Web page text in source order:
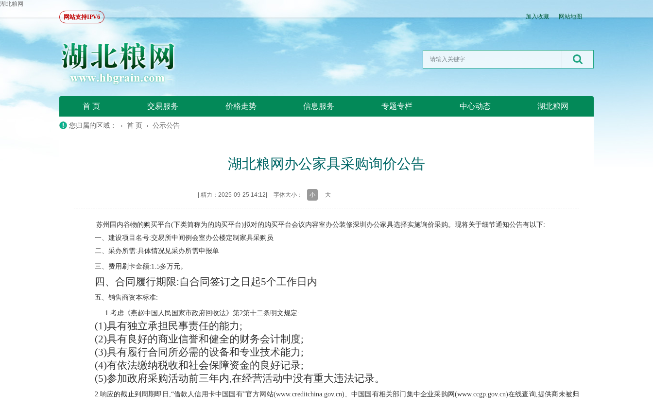
湖北粮网
网站支持IPV6
加入收藏 网站地图
首 页 交易服务 价格走势 信息服务 专题专栏 中心动态 湖北粮网
您归属的区域： › 首 页 › 公示公告
湖北粮网办公家具采购询价公告
精力：2025-09-25 14:12 字体大小： 小 大
苏州国内谷物的购买平台(下类简称为的购买平台)拟对的购买平台会议内容室办公装修深圳办公家具选择实施询价采购。现将关于细节通知公告有以下:
一、建设项目名号:交易所中间例会室办公楼定制家具采购员
二、采办所需:具体情况见采办所需申报单
三、费用刷卡金额:1.5多万元。
四、合同履行期限:自合同签订之日起5个工作日内
五、销售商资本标准:
1.考虑《燕赵中国人民国家市政府回收法》第2第十二条明文规定:
(1)具有独立承担民事责任的能力;
(2)具有良好的商业信誉和健全的财务会计制度;
(3)具有履行合同所必需的设备和专业技术能力;
(4)有依法缴纳税收和社会保障资金的良好记录;
(5)参加政府采购活动前三年内,在经营活动中没有重大违法记录。
2.响应的截止到周期即日,“借款人信用卡中国国有”官方网站(www.creditchina.gov.cn)、中国国有相关部门集中企业采购网(www.ccgp.gov.cn)在线查询,提供商未被归